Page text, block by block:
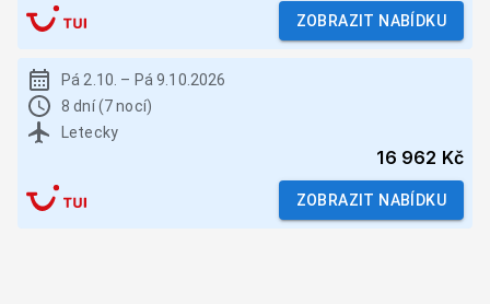
ZOBRAZIT NABÍDKU
Pá 2.10. – Pá 9.10.2026
8 dní (7 nocí)
Letecky
16 962 Kč
ZOBRAZIT NABÍDKU